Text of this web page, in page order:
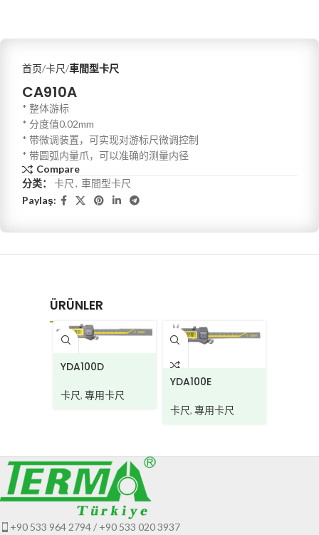
首页 卡尺 車間型卡尺
CA910A
* 整体游标
* 分度值0.02mm
* 带微调装置，可实现对游标尺微调控制
* 带圆弧内量爪，可以准确的测量内径
Compare
分类：
卡尺 , 車間型卡尺
Paylaş:
ÜRÜNLER
YDA100D
卡尺, 專用卡尺
YDA100E
卡尺, 專用卡尺
+90 533 964 2794 / +90 533 020 3937